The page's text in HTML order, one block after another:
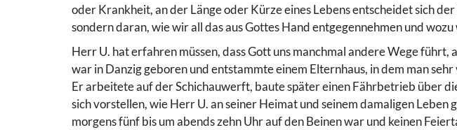
oder Krankheit, an der Länge oder Kürze eines Lebens entscheidet sich der
sondern daran, wie wir all das aus Gottes Hand entgegennehmen und wozu
Herr U. hat erfahren müssen, dass Gott uns manchmal andere Wege führt,
war in Danzig geboren und entstammte einem Elternhaus, in dem man
Er arbeitete auf der Schichauwerft, baute später einen Fährbetrieb über
sich vorstellen, wie Herr U. an seiner Heimat und seinem damaligen Leben
morgens fünf bis um abends zehn Uhr auf den Beinen war und keinen